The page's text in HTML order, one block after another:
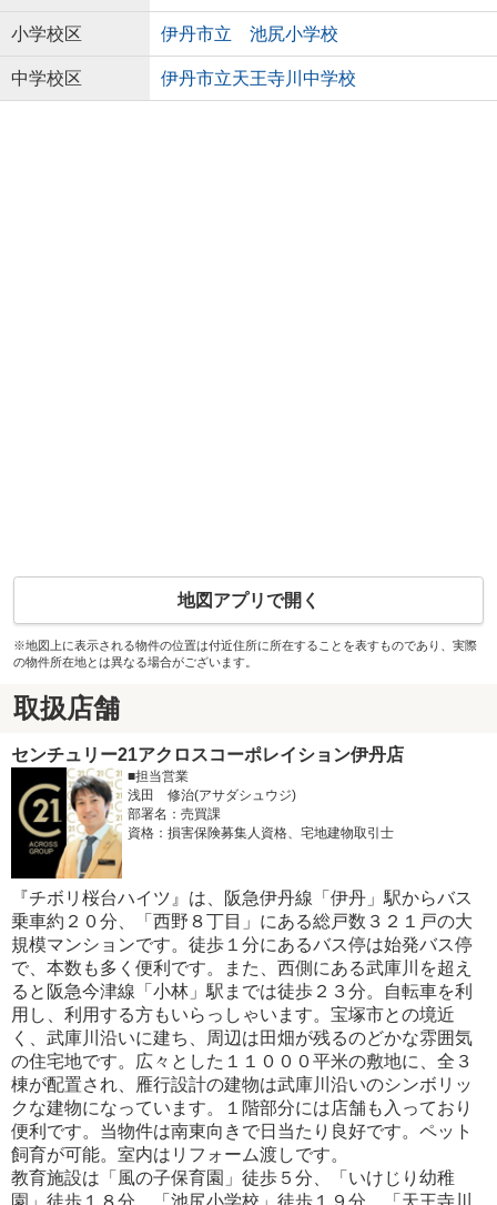
小学校区 伊丹市立 池尻小学校
中学校区 伊丹市立天王寺川中学校
地図アプリで開く
※地図上に表示される物件の位置は付近住所に所在することを表すものであり、実際
の物件所在地とは異なる場合がございます。
取扱店舗
センチュリー21アクロスコーポレイション伊丹店
■担当営業
浅田 修治(アサダシュウジ)
部署名：売買課
資格：損害保険募集人資格、宅地建物取引士
『チボリ桜台ハイツ』は、阪急伊丹線「伊丹」駅からバス
乗車約２０分、「西野８丁目」にある総戸数３２１戸の大
規模マンションです。徒歩１分にあるバス停は始発バス停
で、本数も多く便利です。また、西側にある武庫川を超え
ると阪急今津線「小林」駅までは徒歩２３分。自転車を利
用し、利用する方もいらっしゃいます。宝塚市との境近
く、武庫川沿いに建ち、周辺は田畑が残るのどかな雰囲気
の住宅地です。広々とした１１０００平米の敷地に、全３
棟が配置され、雁行設計の建物は武庫川沿いのシンボリッ
クな建物になっています。１階部分には店舗も入っており
便利です。当物件は南東向きで日当たり良好です。ペット
飼育が可能。室内はリフォーム渡しです。
教育施設は「風の子保育園」徒歩５分、「いけじり幼稚
園」徒歩１８分、「池尻小学校」徒歩１９分、「天王寺川